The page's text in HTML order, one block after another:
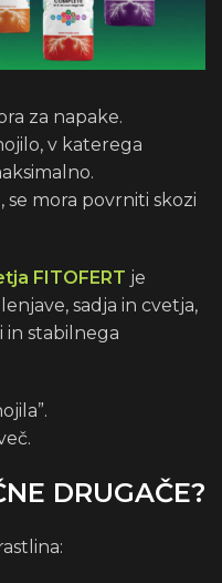
za napake.
v katerega
se mora povrniti skozi
FITOFERT je
sadja in cvetja,
in ​​stabilnega
DRUGAČE?